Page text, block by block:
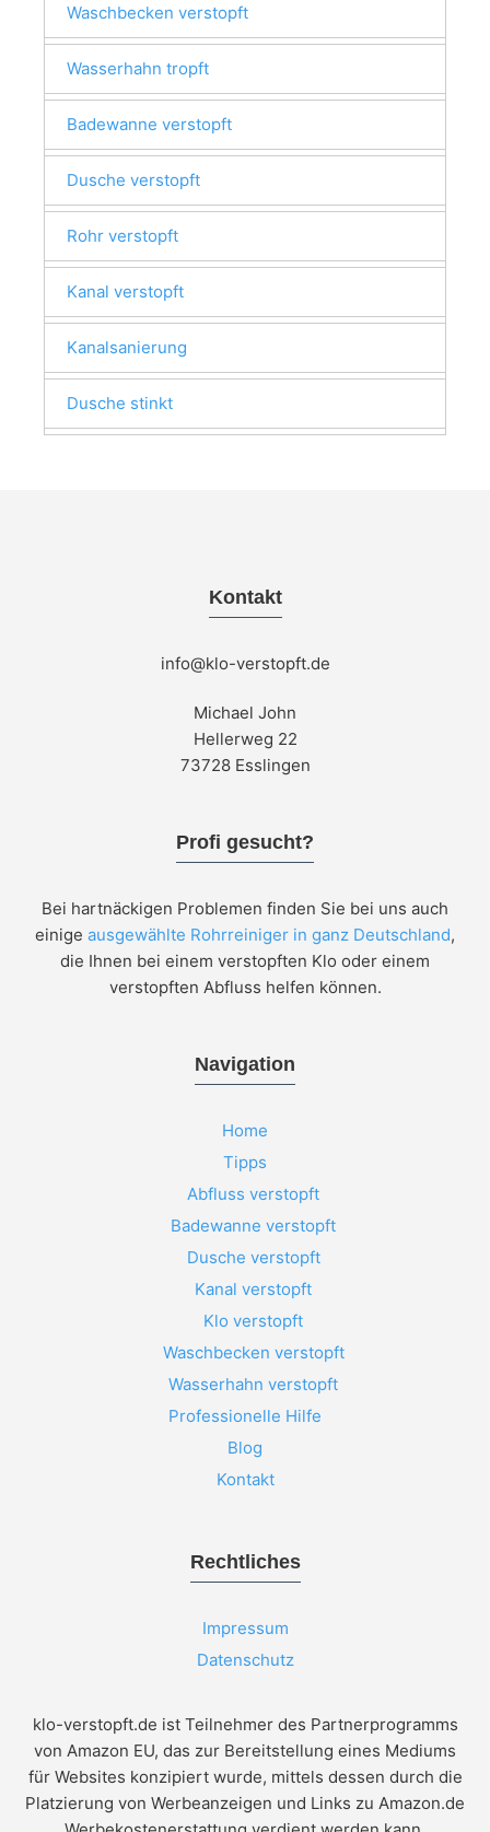
Waschbecken verstopft
Wasserhahn tropft
Badewanne verstopft
Dusche verstopft
Rohr verstopft
Kanal verstopft
Kanalsanierung
Dusche stinkt
Kontakt
info@klo-verstopft.de
Michael John
Hellerweg 22
73728 Esslingen
Profi gesucht?
Bei hartnäckigen Problemen finden Sie bei uns auch
einige ausgewählte Rohrreiniger in ganz Deutschland,
die Ihnen bei einem verstopften Klo oder einem
verstopften Abfluss helfen können.
Navigation
Home
Tipps
Abfluss verstopft
Badewanne verstopft
Dusche verstopft
Kanal verstopft
Klo verstopft
Waschbecken verstopft
Wasserhahn verstopft
Professionelle Hilfe
Blog
Kontakt
Rechtliches
Impressum
Datenschutz
klo-verstopft.de ist Teilnehmer des Partnerprogramms
von Amazon EU, das zur Bereitstellung eines Mediums
für Websites konzipiert wurde, mittels dessen durch die
Platzierung von Werbeanzeigen und Links zu Amazon.de